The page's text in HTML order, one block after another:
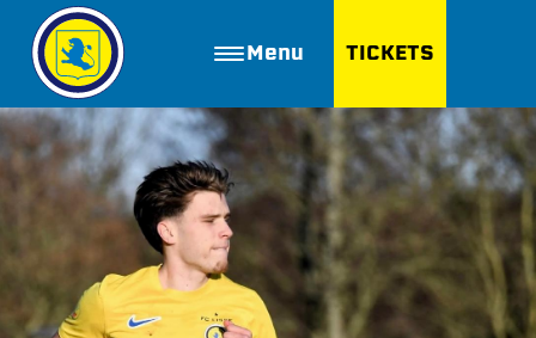
Menu TICKETS
ZOEKEN
Golfbaan Ter Specke
Webshop
Nieuws